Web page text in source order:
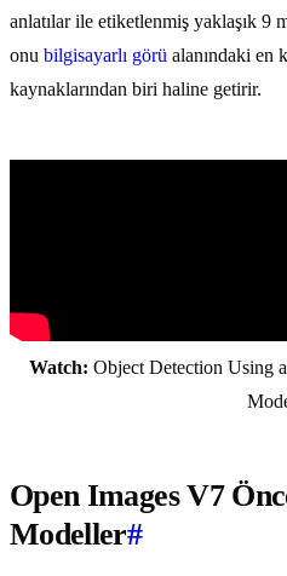
anlatılar ile etiketlenmiş yaklaşık 9
onu bilgisayarlı görü alanındaki en
kaynaklarından biri haline getirir.
Watch: Object Detection Using
Open Images V7
Modeller#